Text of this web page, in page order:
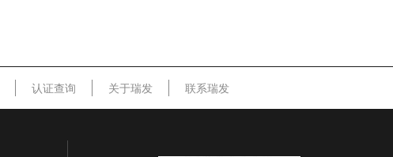
认证查询 关于瑞发 联系瑞发